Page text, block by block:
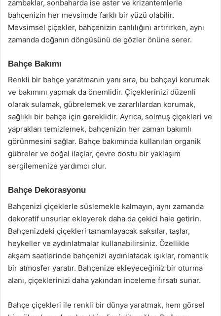
zambaklar, sonbaharda ise aster ve krizantemlerle
bahçenizin her mevsimde farklı bir yüzü olabilir.
Mevsimsel çiçekler, bahçenizin canlılığını artırırken, aynı
zamanda doğanın döngüsünü de gözler önüne serer.
Bahçe Bakımı
Renkli bir bahçe yaratmanın yanı sıra, bu bahçeyi korumak
ve bakımını yapmak da önemlidir. Çiçeklerinizi düzenli
olarak sulamak, gübrelemek ve zararlılardan korumak,
sağlıklı bir bahçe için gereklidir. Ayrıca, solmuş çiçekleri ve
yaprakları temizlemek, bahçenizin her zaman bakımlı
görünmesini sağlar. Bahçe bakımında kullanılan organik
gübreler ve doğal ilaçlar, çevre dostu bir yaklaşım
sergilemenize yardımcı olur.
Bahçe Dekorasyonu
Bahçenizi çiçeklerle süslemekle kalmayın, aynı zamanda
dekoratif unsurlar ekleyerek daha da çekici hale getirin.
Bahçenizdeki çiçekleri tamamlayacak saksılar, taşlar,
heykeller ve aydınlatmalar kullanabilirsiniz. Özellikle
akşam saatlerinde bahçenizi aydınlatacak ışıklar, romantik
bir atmosfer yaratır. Bahçenize ekleyeceğiniz bir oturma
alanı, çiçeklerinizi daha yakından inceleme fırsatı sunar.
Bahçe çiçekleri ile renkli bir dünya yaratmak, hem görsel